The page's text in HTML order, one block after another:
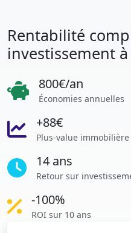
Rentabilité
investissement
800€/an
Économies annuelles
+88€
Plus-value immobilière
14 ans
Retour sur
-100%
ROI sur 10 ans